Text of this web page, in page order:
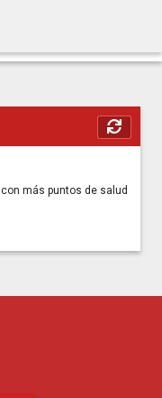
más puntos de salud